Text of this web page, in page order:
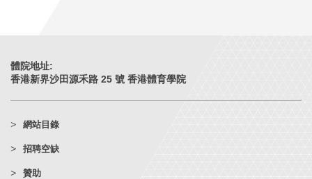
體院地址:
香港新界沙田源禾路 25 號 香港體育學院
網站目錄
招聘空缺
贊助